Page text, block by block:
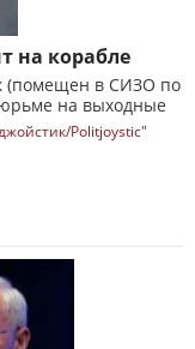
на корабле
(помещен в СИЗО по
на выходные
Politjoystic"